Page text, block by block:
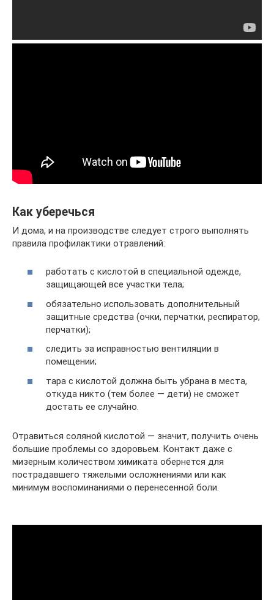
Как уберечься
И дома, и на производстве следует строго выполнять
правила профилактики отравлений:
работать с кислотой в специальной одежде,
защищающей все участки тела;
обязательно использовать дополнительный
защитные средства (очки, перчатки, респиратор,
перчатки);
следить за исправностью вентиляции в
помещении;
тара с кислотой должна быть убрана в места,
откуда никто (тем более — дети) не сможет
достать ее случайно.
Отравиться соляной кислотой — значит, получить очень
большие проблемы со здоровьем. Контакт даже с
мизерным количеством химиката обернется для
пострадавшего тяжелыми осложнениями или как
минимум воспоминаниями о перенесенной боли.